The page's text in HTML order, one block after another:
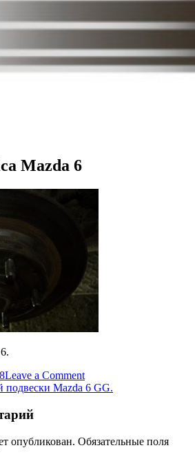
Mazda 6
Leave a Commenton
Zadnyaya
подвески Mazda 6 GG.
опубликован. Обязательные поля